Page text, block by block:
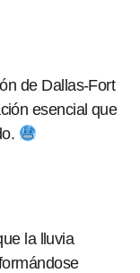
de Dallas-Fort
esencial que
la lluvia